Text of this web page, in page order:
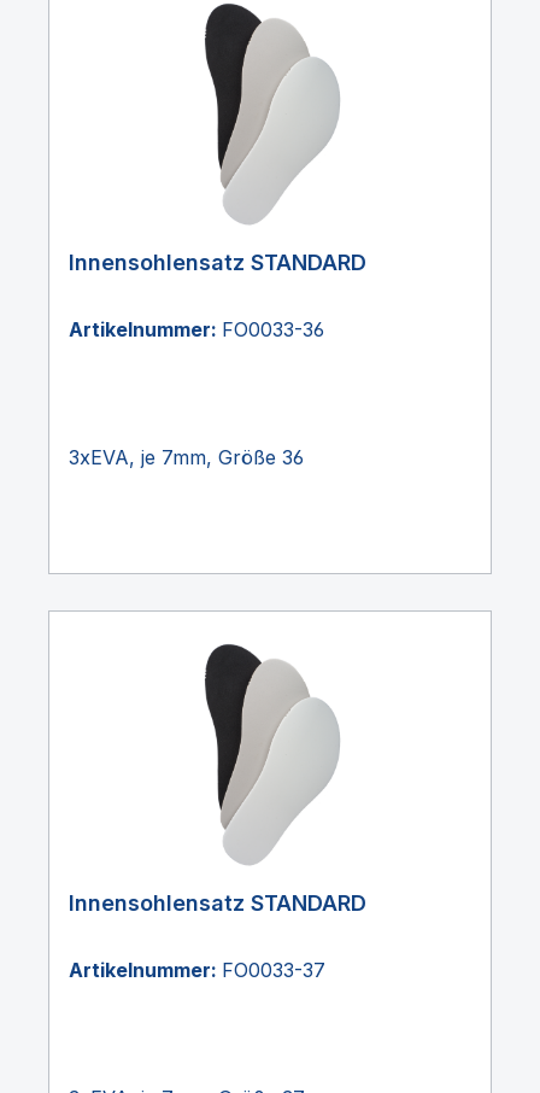
Innensohlensatz STANDARD
Artikelnummer: FO0033-36
3xEVA, je 7mm, Größe 36
Innensohlensatz STANDARD
Artikelnummer: FO0033-37